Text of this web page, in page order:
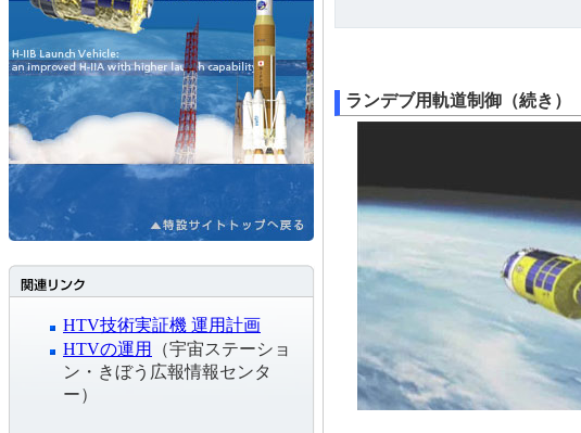
HTV技術実証機 運用計画
HTVの運用
（宇宙ステーショ
ン・きぼう広報情報センタ
ー）
ランデブ用軌道制御（続き）